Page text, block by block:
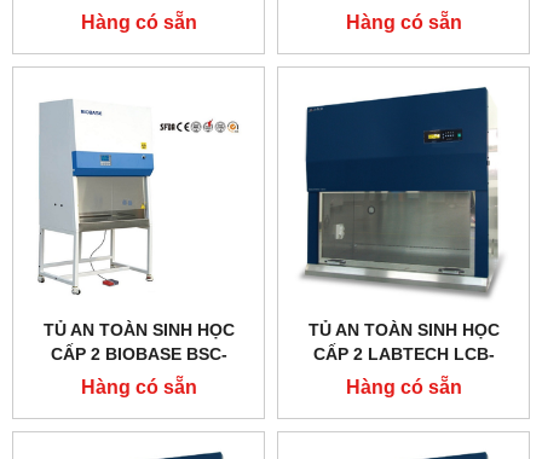
1500IIA2-X, DÒNG A2
Hàng có sẵn
1300IIA2-X, DÒNG A2
Hàng có sẵn
TỦ AN TOÀN SINH HỌC
CẤP 2 BIOBASE BSC-
1100IIA2-X, DÒNG A2
Hàng có sẵn
TỦ AN TOÀN SINH HỌC
CẤP 2 LABTECH LCB-
0183B-A2, TYPE A2
Hàng có sẵn